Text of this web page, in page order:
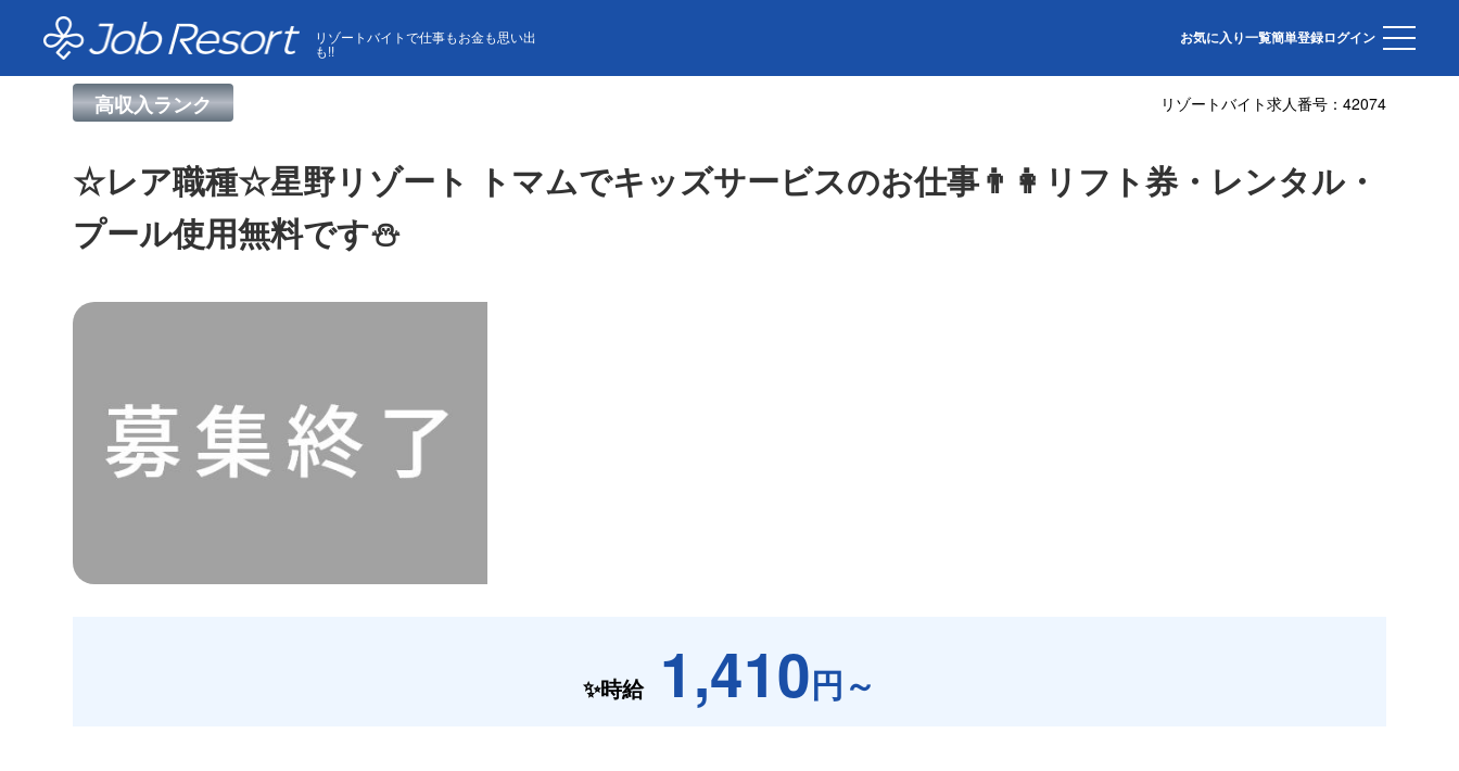
リゾートバイトで仕事もお金も思い出
も!!
お気に入り一覧簡単登録ログイン
HOME 求人一覧
高収入ランク リゾートバイト求人番号： 42074
☆レア職種☆星野リゾート トマムでキッズサービスのお仕事👨👩リフト券・レンタル・
プール使用無料です⛄
✨時給 1,410円～